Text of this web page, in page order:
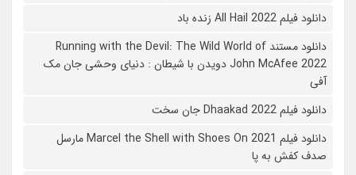
دانلود فیلم All Hail 2022 زنده باد
دانلود مستند Running with the Devil: The Wild World of
John McAfee 2022 دویدن با شیطان : دنیای وحشی جان مک
آفی
دانلود فیلم Dhaakad 2022 جان سخت
دانلود فیلم Marcel the Shell with Shoes On 2021 مارسل
صدف کفش به پا